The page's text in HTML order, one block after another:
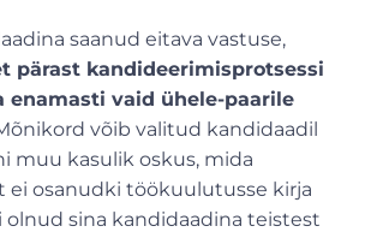
saanud eitava vastuse,
pärast kandideerimisprotsessi
enamasti vaid ühele-paarile
võib valitud kandidaadil
muu kasulik oskus, mida
ei osanudki töökuulutusse kirja
olnud sina kandidaadina teistest